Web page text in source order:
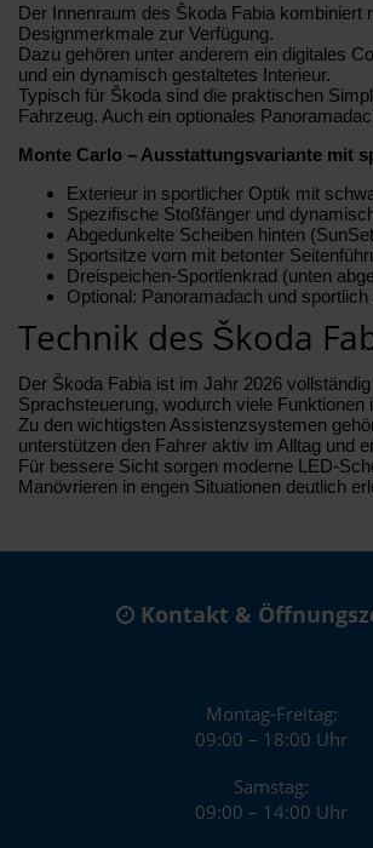
Der Innenraum des Škoda Fabia
Designmerkmale zur Verfügung.
Dazu gehören unter anderem ein digitales
und ein dynamisch gestaltetes Interieur.
Typisch für Škoda sind die praktischen
Fahrzeug. Auch ein optionales
Monte Carlo – Ausstattungsvariante mit
Exterieur in sportlicher Optik mit
Spezifische Stoßfänger und
Abgedunkelte Scheiben hinten
Sportsitze vorn mit betonter
Dreispeichen-Sportlenkrad (unten
Optional: Panoramadach und
Technik des Škoda
Der Škoda Fabia ist im Jahr 2026
Sprachsteuerung, wodurch viele Funktionen
Zu den wichtigsten Assistenzsystemen
unterstützen den Fahrer aktiv im Alltag und
Für bessere Sicht sorgen moderne LED-
Manövrieren in engen Situationen deutlich
Kontakt &
Montag-Freitag:
09:00 – 18:00 Uhr
Samstag:
09:00 – 14:00 Uhr